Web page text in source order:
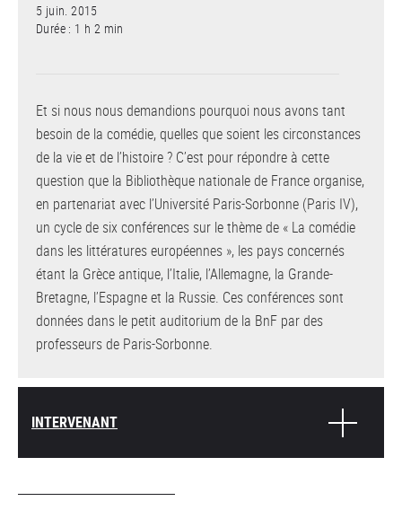
5 juin. 2015
Durée : 1 h 2 min
Et si nous nous demandions pourquoi nous avons tant
besoin de la comédie, quelles que soient les circonstances
de la vie et de l’histoire ? C’est pour répondre à cette
question que la Bibliothèque nationale de France organise,
en partenariat avec l’Université Paris-Sorbonne (Paris IV),
un cycle de six conférences sur le thème de « La comédie
dans les littératures européennes », les pays concernés
étant la Grèce antique, l’Italie, l’Allemagne, la Grande-
Bretagne, l’Espagne et la Russie. Ces conférences sont
données dans le petit auditorium de la BnF par des
professeurs de Paris-Sorbonne.
INTERVENANT